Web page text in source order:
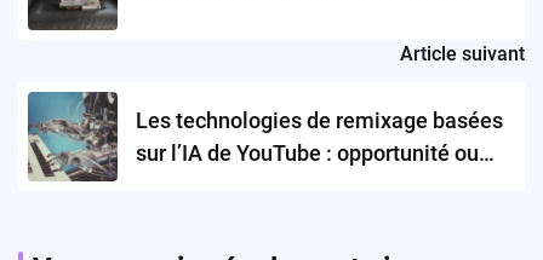
Article suivant
Les technologies de remixage basées
sur l’IA de YouTube : opportunité ou